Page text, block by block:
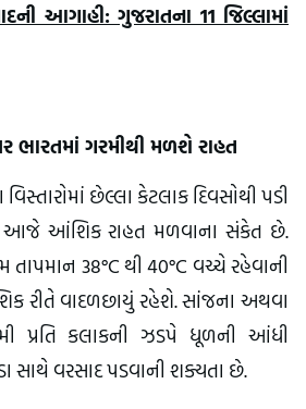
આગાહી: ગુજરાતના 11 જિલ્લામાં
ભારતમાં ગરમીથી મળશે રાહત
છેલ્લા કેટલાક દિવસોથી પડી
આજે આંશિક રાહત મળવાના સંકેત છે.
તાપમાન 38°C થી 40°C વચ્ચે રહેવાની
રીતે વાદળછાયું રહેશે. સાંજના અથવા
પ્રતિ કલાકની ઝડપે ધૂળની આંધી
સાથે વરસાદ પડવાની શક્યતા છે.